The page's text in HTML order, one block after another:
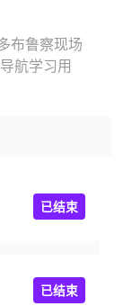
布鲁察现场
航学习用
已结束
已结束